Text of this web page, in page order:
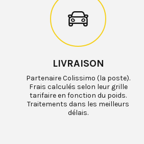
LIVRAISON
Partenaire Colissimo (la poste).
Frais calculés selon leur grille
tarifaire en fonction du poids.
Traitements dans les meilleurs
délais.